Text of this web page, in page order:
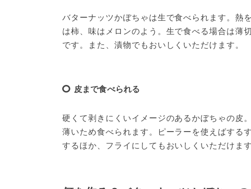
バターナッツかぼちゃは生で食べられます。熱
は柿、味はメロンのよう。生で食べる場合は薄
です。また、漬物でもおいしくいただけます。
皮まで食べられる
硬くて剥きにくいイメージのあるかぼちゃの皮
薄いため食べられます。ピーラーを使えばする
するほか、フライにしてもおいしくいただけます